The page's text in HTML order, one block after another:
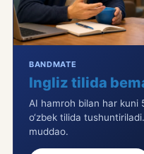
BANDMATE
Ingliz tilida
AI hamroh bilan har
o‘zbek tilida
muddao.